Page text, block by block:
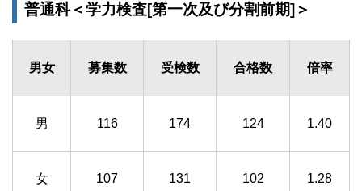
普通科＜学力検査[第一次及び分割前期]＞
男女 募集数 受検数 合格数 倍率
男 116 174 124 1.40
女 107 131 102 1.28